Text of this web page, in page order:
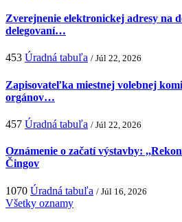
Zverejnenie elektronickej adresy na
delegovaní…
453 Úradná tabuľa / Júl 22, 2026
Zapisovateľka miestnej volebnej
orgánov…
457 Úradná tabuľa / Júl 22, 2026
Oznámenie o začatí výstavby:
Čingov
1070 Úradná tabuľa / Júl 16, 2026
Všetky oznamy